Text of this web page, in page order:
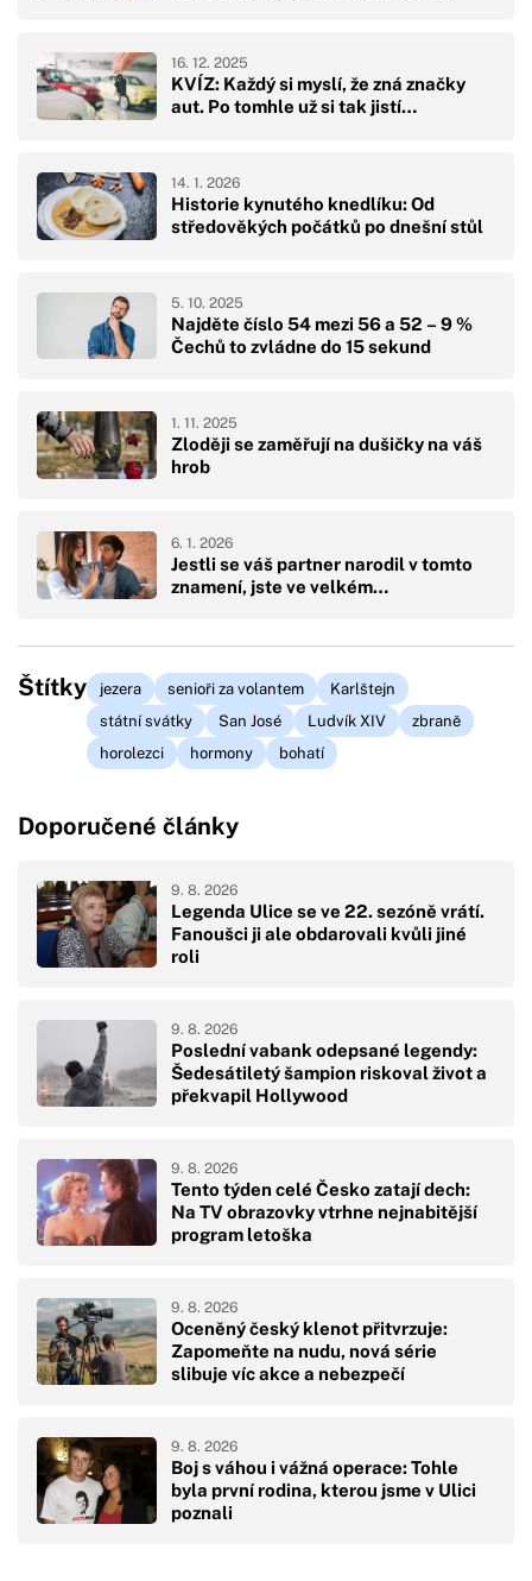
KVÍZ: Každý si myslí, že zná značky
aut. Po tomhle už si tak jistí…
16. 12. 2025
Historie kynutého knedlíku: Od
středověkých počátků po dnešní stůl
14. 1. 2026
Najděte číslo 54 mezi 56 a 52 – 9 %
Čechů to zvládne do 15 sekund
5. 10. 2025
Zloději se zaměřují na dušičky na váš
hrob
1. 11. 2025
Jestli se váš partner narodil v tomto
znamení, jste ve velkém…
6. 1. 2026
Štítky jezera senioři za volantem
Karlštejn
státní svátky
San José Ludvík XIV
zbraně
horolezci
hormony bohatí
Doporučené články
Legenda Ulice se ve 22. sezóně vrátí.
Fanoušci ji ale obdarovali kvůli jiné
roli
9. 8. 2026
Poslední vabank odepsané legendy:
Šedesátiletý šampion riskoval život a
překvapil Hollywood
9. 8. 2026
Tento týden celé Česko zatají dech:
Na TV obrazovky vtrhne nejnabitější
program letoška
9. 8. 2026
Oceněný český klenot přitvrzuje:
Zapomeňte na nudu, nová série
slibuje víc akce a nebezpečí
9. 8. 2026
Boj s váhou i vážná operace: Tohle
byla první rodina, kterou jsme v Ulici
poznali
9. 8. 2026